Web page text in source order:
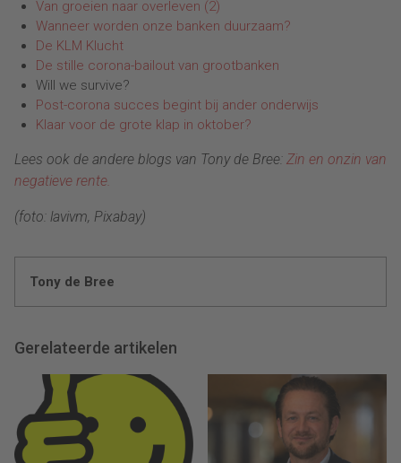
Van groeien naar overleven (2)
Wanneer worden onze banken duurzaam?
De KLM Klucht
De stille corona-bailout van grootbanken
Will we survive?
Post-corona succes begint bij ander onderwijs
Klaar voor de grote klap in oktober?
Lees ook de andere blogs van Tony de Bree: Zin en onzin van
negatieve rente.
(foto: lavivm, Pixabay)
Tony de Bree
Gerelateerde artikelen